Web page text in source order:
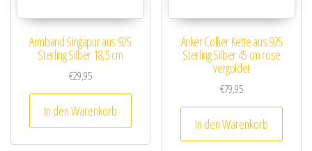
Armband Singapur aus 925
Sterling Silber 18,5 cm
€29,95
In den Warenkorb
Anker Collier Kette aus 925
Sterling Silber 45 cm rose
vergoldet
€79,95
In den Warenkorb